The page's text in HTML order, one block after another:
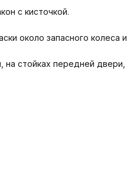
с кисточкой.
около запасного колеса
стойках передней